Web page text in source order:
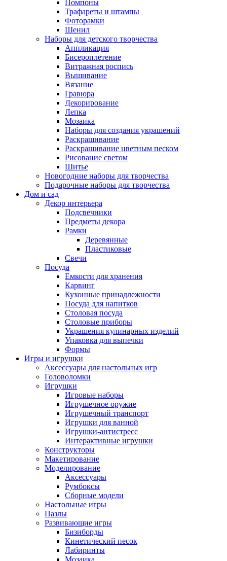
Помпоны
Трафареты и штампы
Фоторамки
Шенил
Наборы для детского творчества
Аппликация
Бисероплетение
Витражная роспись
Вышивание
Вязание
Гравюра
Декорирование
Лепка
Мозаика
Наборы для создания украшений
Раскрашивание
Раскрашивание цветным песком
Рисование светом
Шитье
Новогодние наборы для творчества
Подарочные наборы для творчества
Дом и сад
Декор интерьера
Подсвечники
Предметы декора
Рамки
Деревянные
Пластиковые
Свечи
Посуда
Емкости для хранения
Карвинг
Кухонные принадлежности
Посуда для напитков
Столовая посуда
Столовые приборы
Украшения кулинарных изделий
Упаковка для выпечки
Формы
Игры и игрушки
Аксессуары для настольных игр
Головоломки
Игрушки
Игровые наборы
Игрушечное оружие
Игрушечный транспорт
Игрушки для ванной
Игрушки-антистресс
Интерактивные игрушки
Конструкторы
Макетирование
Моделирование
Аксессуары
Румбоксы
Сборные модели
Настольные игры
Пазлы
Развивающие игры
Бизиборды
Кинетический песок
Лабиринты
Мозаика